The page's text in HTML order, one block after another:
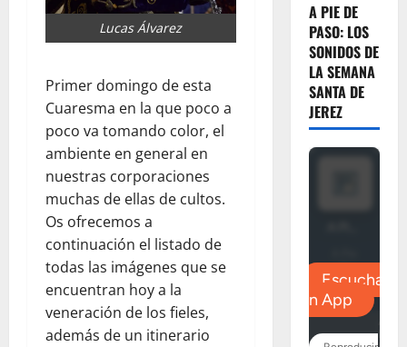
Lucas Álvarez
Primer domingo de esta
Cuaresma en la que poco a
poco va tomando color, el
ambiente en general en
nuestras corporaciones
muchas de ellas de cultos.
Os ofrecemos a
continuación el listado de
todas las imágenes que se
encuentran hoy a la
veneración de los fieles,
además de un itinerario
A PIE DE
PASO: LOS
SONIDOS DE
LA SEMANA
SANTA DE
JEREZ